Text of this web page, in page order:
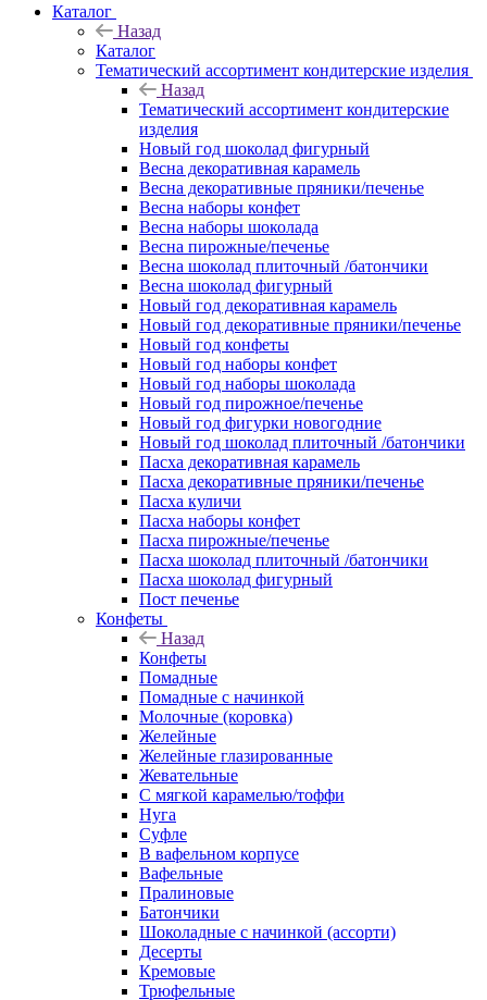
Каталог
Назад
Каталог
Тематический ассортимент кондитерские изделия
Назад
Тематический ассортимент кондитерские
изделия
Новый год шоколад фигурный
Весна декоративная карамель
Весна декоративные пряники/печенье
Весна наборы конфет
Весна наборы шоколада
Весна пирожные/печенье
Весна шоколад плиточный /батончики
Весна шоколад фигурный
Новый год декоративная карамель
Новый год декоративные пряники/печенье
Новый год конфеты
Новый год наборы конфет
Новый год наборы шоколада
Новый год пирожное/печенье
Новый год фигурки новогодние
Новый год шоколад плиточный /батончики
Пасха декоративная карамель
Пасха декоративные пряники/печенье
Пасха куличи
Пасха наборы конфет
Пасха пирожные/печенье
Пасха шоколад плиточный /батончики
Пасха шоколад фигурный
Пост печенье
Конфеты
Назад
Конфеты
Помадные
Помадные с начинкой
Молочные (коровка)
Желейные
Желейные глазированные
Жевательные
С мягкой карамелью/тоффи
Нуга
Суфле
В вафельном корпусе
Вафельные
Пралиновые
Батончики
Шоколадные с начинкой (ассорти)
Десерты
Кремовые
Трюфельные